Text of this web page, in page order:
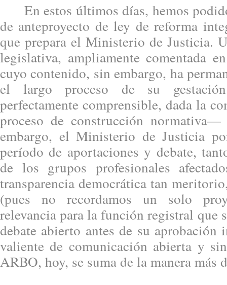
En estos últimos días, hemos
de anteproyecto de ley de reforma
que prepara el Ministerio de Justicia.
legislativa, ampliamente comentada
cuyo contenido, sin embargo, ha
el largo proceso de su
perfectamente comprensible, dada la
proceso de construcción
embargo, el Ministerio de Justicia
período de aportaciones y debate,
de los grupos profesionales
transparencia democrática tan
(pues no recordamos un solo
relevancia para la función registral que
debate abierto antes de su
valiente de comunicación abierta y
ARBO, hoy, se suma de la manera más